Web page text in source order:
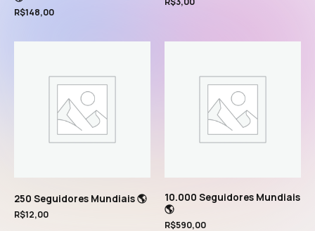
R$148,00
250 Seguidores Mundiais 🌎
R$12,00
10.000 Seguidores Mundiais
🌎
R$590,00